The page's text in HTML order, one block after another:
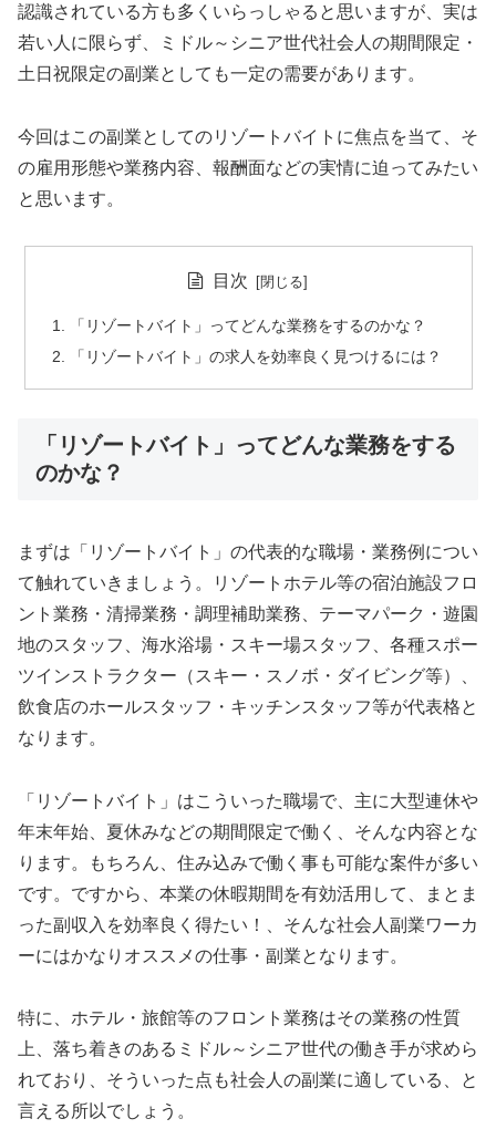
認識されている方も多くいらっしゃると思いますが、実は
若い人に限らず、ミドル～シニア世代社会人の期間限定・
土日祝限定の副業としても一定の需要があります。
今回はこの副業としてのリゾートバイトに焦点を当て、そ
の雇用形態や業務内容、報酬面などの実情に迫ってみたい
と思います。
目次
「リゾートバイト」ってどんな業務をするのかな？
「リゾートバイト」の求人を効率良く見つけるには？
「リゾートバイト」ってどんな業務をする
のかな？
まずは「リゾートバイト」の代表的な職場・業務例につい
て触れていきましょう。リゾートホテル等の宿泊施設フロ
ント業務・清掃業務・調理補助業務、テーマパーク・遊園
地のスタッフ、海水浴場・スキー場スタッフ、各種スポー
ツインストラクター（スキー・スノボ・ダイビング等）、
飲食店のホールスタッフ・キッチンスタッフ等が代表格と
なります。
「リゾートバイト」はこういった職場で、主に大型連休や
年末年始、夏休みなどの期間限定で働く、そんな内容とな
ります。もちろん、住み込みで働く事も可能な案件が多い
です。ですから、本業の休暇期間を有効活用して、まとま
った副収入を効率良く得たい！、そんな社会人副業ワーカ
ーにはかなりオススメの仕事・副業となります。
特に、ホテル・旅館等のフロント業務はその業務の性質
上、落ち着きのあるミドル～シニア世代の働き手が求めら
れており、そういった点も社会人の副業に適している、と
言える所以でしょう。